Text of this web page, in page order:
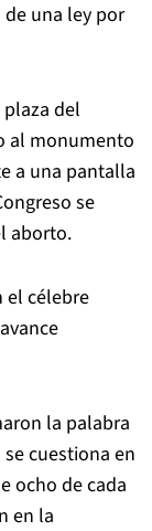
una ley por
del
al monumento
a una pantalla
se
aborto.
el célebre
la palabra
cuestiona en
ocho de cada
en la